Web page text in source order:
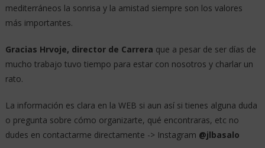
mediterráneos la sonrisa y la amistad siempre son los valores
más importantes.
Gracias Hrvoje, director de Carrera que a pesar de ser días de
mucho trabajo tuvo tiempo para estar con nosotros y charlar un
rato.
La información es clara en la WEB si aun así si tienes alguna duda
o pregunta sobre cómo organizarte, qué encontraras, etc no
dudes en contactarme directamente -> Instagram @jlbasalo